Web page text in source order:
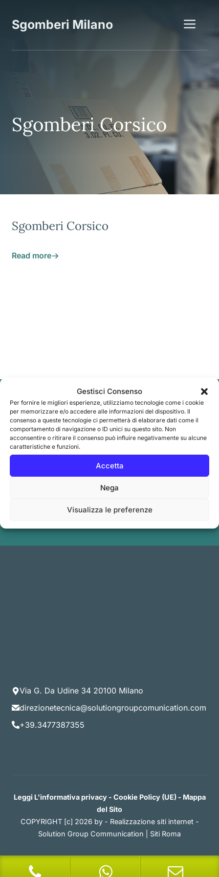
Gestisci Consenso
Per fornire le migliori esperienze, utilizziamo tecnologie come i cookie
per memorizzare e/o accedere alle informazioni del dispositivo. Il
consenso a queste tecnologie ci permetterà di elaborare dati come il
comportamento di navigazione o ID unici su questo sito. Non
acconsentire o ritirare il consenso può influire negativamente su alcune
caratteristiche e funzioni.
Accetta
Nega
Visualizza le preferenze
contenuto
Sgomberi Milano
Sgomberi Corsico
Sgomberi Corsico
Read more
Parla con un
nostro
operatore
INIZIA ORA!
Via G. Da Udine 34 20100 Milano
direzionetecnica@solutiongroupcomunication.com
+39.3477387355
Leggi L'informativa privacy- Cookie Policy (UE)- Mappa
del Sito
COPYRIGHT [c] 2026 by - Realizzazione siti internet-
Solution Group Communication
Siti Roma